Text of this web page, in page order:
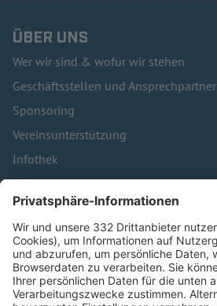
ÜBER UNS
Wer wir sind & wofür wir stehen
Geschäftsstellen und Ansprechpartner
Sponsoring
Vereinsunterstützung
Infothek
Kontakt
HÄUFIG BESUCHTE SEITEN
Pässe und Vereinswechsel
Trainerausbildung